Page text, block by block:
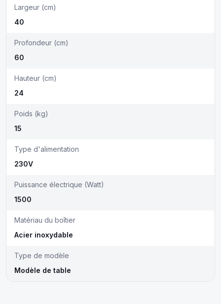
Largeur (cm)
40
Profondeur (cm)
60
Hauteur (cm)
24
Poids (kg)
15
Type d'alimentation
230V
Puissance électrique (Watt)
1500
Matériau du boîtier
Acier inoxydable
Type de modèle
Modèle de table